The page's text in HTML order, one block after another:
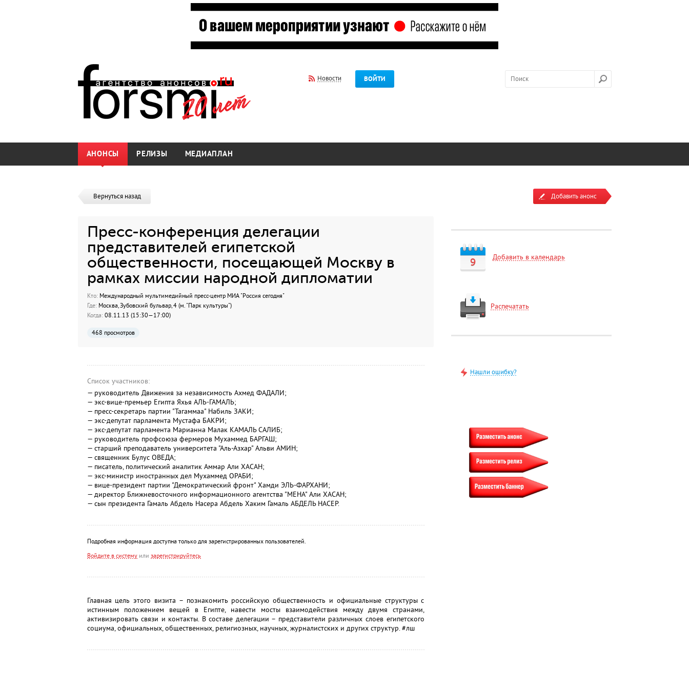
Новости ВОЙТИ
АНОНСЫ РЕЛИЗЫ МЕДИАПЛАН
Вернуться назад
Пресс-конференция делегации
представителей египетской
общественности, посещающей Москву в
рамках миссии народной дипломатии
Кто:Международный мультимедийный пресс-центр МИА "Россия сегодня"
Где:Москва, Зубовский бульвар, 4 (м. "Парк культуры")
Когда:08.11.13 (15:30—17:00)
468 просмотров
Список участников:
— руководитель Движения за независимость Ахмед ФАДАЛИ;
— экс-вице-премьер Египта Яхья АЛЬ-ГАМАЛЬ;
— пресс-секретарь партии "Тагаммаа" Набиль ЗАКИ;
— экс-депутат парламента Мустафа БАКРИ;
— экс-депутат парламента Марианна Малак КАМАЛЬ САЛИБ;
— руководитель профсоюза фермеров Мухаммед БАРГАШ;
— старший преподаватель университета "Аль-Азхар" Альви АМИН;
— священник Булус ОВЕДА;
— писатель, политический аналитик Аммар Али ХАСАН;
— экс-министр иностранных дел Мухаммед ОРАБИ;
— вице-президент партии "Демократический фронт" Хамди ЭЛЬ-ФАРХАНИ;
— директор Ближневосточного информационного агентства "МЕНА" Али ХАСАН;
— сын президента Гамаль Абдель Насера Абдель Хаким Гамаль АБДЕЛЬ НАСЕР.
Подробная информация доступна только для зарегистрированных пользователей.
Войдите в системуили зарегистрируйтесь
Главная цель этого визита – познакомить российскую общественность и официальные структуры с
истинным положением вещей в Египте, навести мосты взаимодействия между двумя странами,
активизировать связи и контакты. В составе делегации – представители различных слоев египетского
социума, официальных, общественных, религиозных, научных, журналистских и других структур. #лш
Добавить анонс
9 Добавить в календарь
Распечатать
Нашли ошибку?